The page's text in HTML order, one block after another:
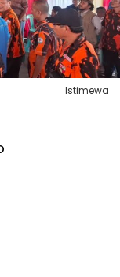
Istimewa